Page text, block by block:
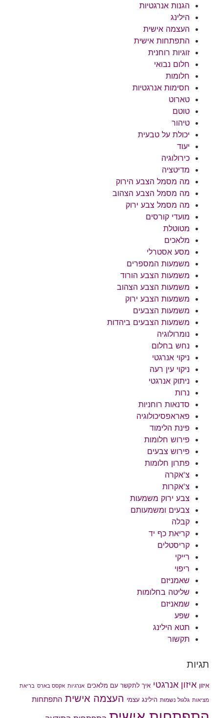
הגנות אנרגטיות
הילינג
העצמה אישית
התפתחות אישית
זוגיות רוחנית
חלום נבואי
חלומות
חסימות אנרגטיות
טארוט
טוטם
טיהור
יכולת על טבעית
יעוד
כירולוגיה
מדיטציה
מה מסמל הצבע הירוק
מה מסמל הצבע הצהוב
מה מסמל צבע ירוק
מועדי קורסים
מטוטלת
מלאכים
מסע אסטרלי
משמעות המספרים
משמעות הצבע הורוד
משמעות הצבע הצהוב
משמעות הצבע ירוק
משמעות הצבעים
משמעות הצבעים ביהדות
נומרולוגיה
נחש בחלום
ניקוי אנרגטי
ניקוי עין רעה
ניתוק אנרגטי
נרות
סדנאות רוחניות
פאראפסיכולוגיה
פינת הלימוד
פירוש חלומות
פירוש צבעים
פתרון חלומות
צ'אקרה
צ'אקרות
צבע ירוק משמעות
צבעים ומשמעותם
קבלה
קריאת כף יד
קריסטלים
רייקי
ריפוי
שאמניזם
שליטה בחלומות
שמאניזם
שפע
תטא הילינג
תקשור
תגיות
איזון איזון אנרגטי איך לתקשר עם מלאכים אנרגיות אקסס בארס בריאת
מציאות גלגול נשמות הילינג עצמי העצמה אישית התפתחות